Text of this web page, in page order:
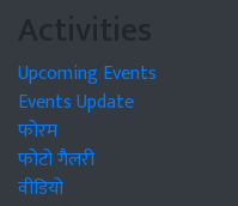
Activities
Upcoming Events
Events Update
फोरम
फोटो गैलरी
वीडियो